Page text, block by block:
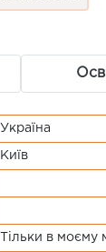
Україна
Київ
Тільки в моєму